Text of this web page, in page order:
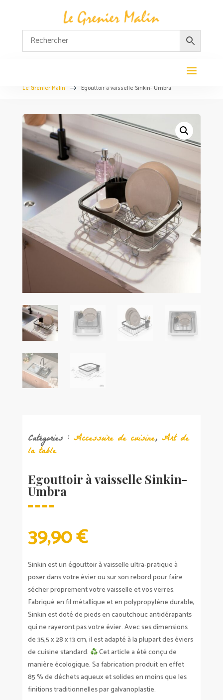
Le Grenier Malin $ Egouttoir à vaisselle Sinkin- Umbra
Catégories : Accessoire de cuisine, Art de
la table
Egouttoir à vaisselle Sinkin-
Umbra
39,90€
Sinkin est un égouttoir à vaisselle ultra-pratique à
poser dans votre évier ou sur son rebord pour faire
sécher proprement votre vaisselle et vos verres.
Fabriqué en fil métallique et en polypropylène durable,
Sinkin est doté de pieds en caoutchouc antidérapants
qui ne rayeront pas votre évier. Avec ses dimensions
de 35,5 x 28 x 13 cm, il est adapté à la plupart des éviers
de cuisine standard.
Cet article a été conçu de
manière écologique. Sa fabrication produit en effet
85 % de déchets aqueux et solides en moins que les
finitions traditionnelles par galvanoplastie.